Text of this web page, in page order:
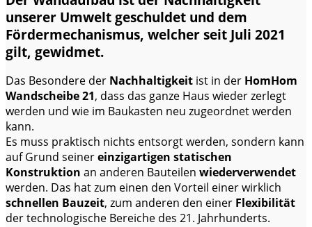
unserer Umwelt geschuldet und dem
Fördermechanismus, welcher seit Juli 2021
gilt, gewidmet.
Das Besondere der Nachhaltigkeit ist in der HomHom
Wandscheibe 21, dass das ganze Haus wieder zerlegt
werden und wie im Baukasten neu zugeordnet werden
kann.
Es muss praktisch nichts entsorgt werden, sondern kann
auf Grund seinereinzigartigen statischen
Konstruktion an anderen Bauteilen wiederverwendet
werden. Das hat zum einen den Vorteil einer wirklich
schnellen Bauzeit, zum anderen den einer Flexibilität
der technologische Bereiche des 21. Jahrhunderts.